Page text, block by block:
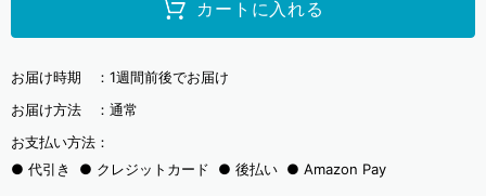
カートに入れる
お届け時期 ： 1週間前後でお届け
お届け方法 ： 通常
お支払い方法：
代引き
クレジットカード 後払い Amazon Pay